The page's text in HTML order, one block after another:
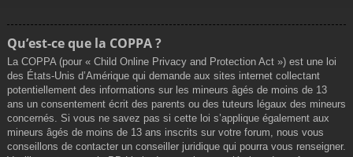
Qu’est-ce que la COPPA ?
La COPPA (pour « Child Online Privacy and Protection Act ») est une loi
des États-Unis d’Amérique qui demande aux sites internet collectant
potentiellement des informations sur les mineurs âgés de moins de 13
ans un consentement écrit des parents ou des tuteurs légaux des mineurs
concernés. Si vous ne savez pas si cette loi s’applique également aux
mineurs âgés de moins de 13 ans inscrits sur votre forum, nous vous
conseillons de contacter un conseiller juridique qui pourra vous renseigner.